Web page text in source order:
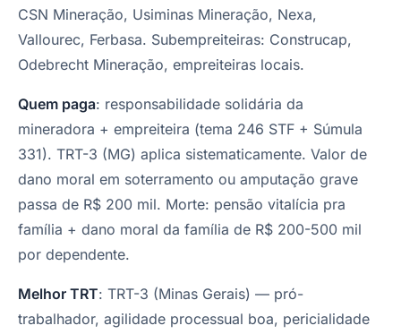
CSN Mineração, Usiminas Mineração, Nexa,
Vallourec, Ferbasa. Subempreiteiras: Construcap,
Odebrecht Mineração, empreiteiras locais.
Quem paga: responsabilidade solidária da
mineradora + empreiteira (tema 246 STF + Súmula
331). TRT-3 (MG) aplica sistematicamente. Valor de
dano moral em soterramento ou amputação grave
passa de R$ 200 mil. Morte: pensão vitalícia pra
família + dano moral da família de R$ 200-500 mil
por dependente.
Melhor TRT: TRT-3 (Minas Gerais) — pró-
trabalhador, agilidade processual boa, pericialidade